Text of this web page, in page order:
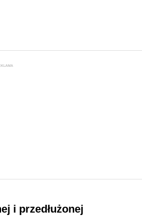
i przedłużonej